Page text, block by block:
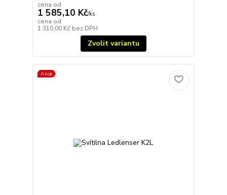
cena od
1 585,10 Kč/ks
cena od
1 310,00 Kč bez DPH
Zvolit variantu
Akce